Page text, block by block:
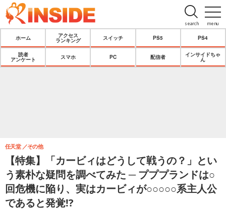
menu
search
ホーム
アクセス
ランキング
スイッチ PS5 PS4
読者
アンケート
スマホ PC 配信者
インサイドちゃ
ん
【特集】「カービィはどうして戦うの？」とい
う素朴な疑問を調べてみた ─ プププランドは○
回危機に陥り、実はカービィが○○○○○系主人公
であると発覚!?
任天堂 その他